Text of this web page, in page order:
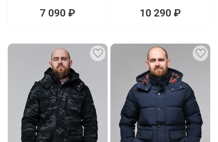
7 090 ₽ 10 290 ₽